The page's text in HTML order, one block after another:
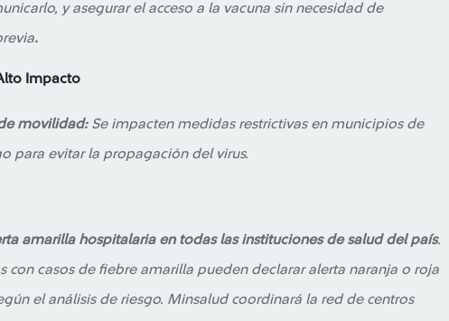
y asegurar el acceso a la vacuna sin necesidad de
.
Impacto
movilidad:Se impacten medidas restrictivas en municipios de
para evitar la propagación del virus.
amarilla hospitalaria en todas las instituciones de salud del país.
con casos de fiebre amarilla pueden declarar alerta naranja o roja
el análisis de riesgo. Minsalud coordinará la red de centros